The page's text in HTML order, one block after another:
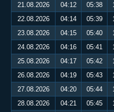
21.08.2026
04:12 05:38
22.08.2026
04:14 05:39
23.08.2026
04:15 05:40
24.08.2026
04:16 05:41
25.08.2026
04:17 05:42
26.08.2026
04:19 05:43
27.08.2026
04:20 05:44
28.08.2026
04:21 05:45